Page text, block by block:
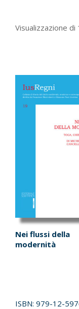
Visualizzazione
Nei flussi della
modernità
ISBN: 979-12-